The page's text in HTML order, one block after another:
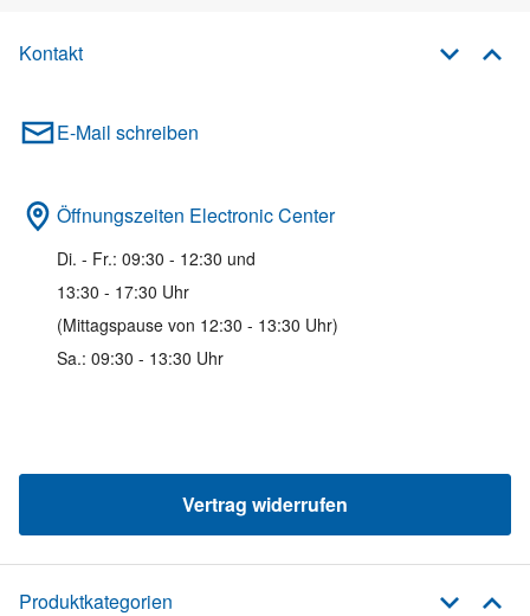
Kontakt
E-Mail schreiben
Öffnungszeiten Electronic Center
Di. - Fr.: 09:30 - 12:30 und
13:30 - 17:30 Uhr
(Mittagspause von 12:30 - 13:30 Uhr)
Sa.: 09:30 - 13:30 Uhr
Vertrag widerrufen
Produktkategorien